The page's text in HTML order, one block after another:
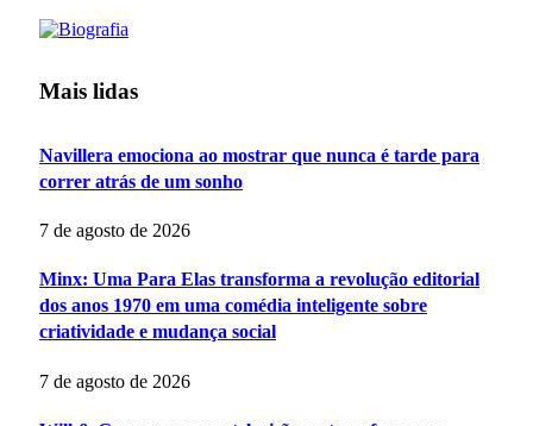
Mais lidas
Navillera emociona ao mostrar que nunca é tarde para
correr atrás de um sonho
7 de agosto de 2026
Minx: Uma Para Elas transforma a revolução editorial
dos anos 1970 em uma comédia inteligente sobre
criatividade e mudança social
7 de agosto de 2026